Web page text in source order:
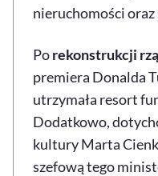
nieruchomości oraz
Porekonstrukcji
premiera Donalda
utrzymała resort
Dodatkowo,
kultury Marta
szefową tego